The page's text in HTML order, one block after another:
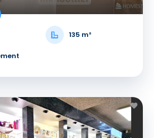
135 m²